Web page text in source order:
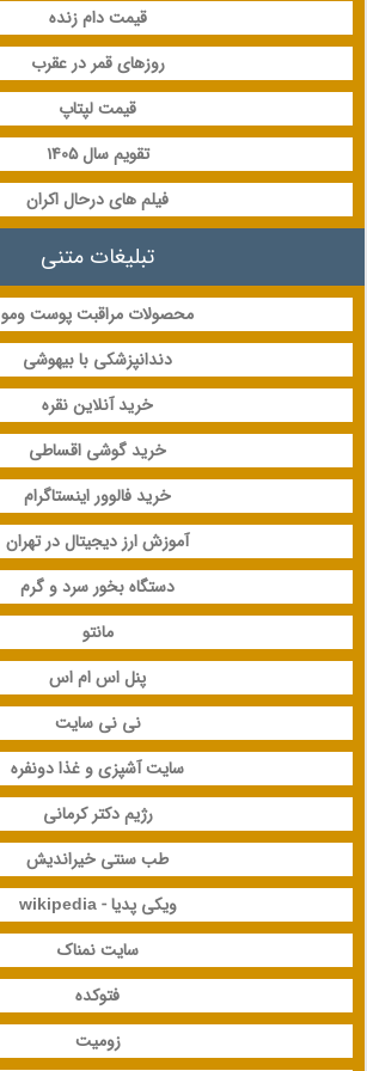
قیمت دام زنده
روزهای قمر در عقرب
قیمت لپتاپ
تقویم سال 1405
فیلم های درحال اکران
تبلیغات متنی
محصولات مراقبت پوست ومو
دندانپزشکی با بیهوشی
خرید آنلاین نقره
خرید گوشی اقساطی
خرید فالوور اینستاگرام
آموزش ارز دیجیتال در تهران
دستگاه بخور سرد و گرم
مانتو
پنل اس ام اس
نی نی سایت
سایت آشپزی و غذا دونفره
رژیم دکتر کرمانی
طب سنتی خیراندیش
ویکی پدیا - wikipedia
سایت نمناک
فتوکده
زومیت